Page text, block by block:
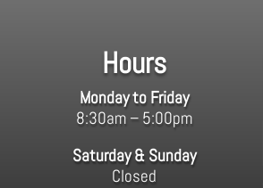
Hours
Monday to Friday
8:30am – 5:00pm
Saturday & Sunday
Closed